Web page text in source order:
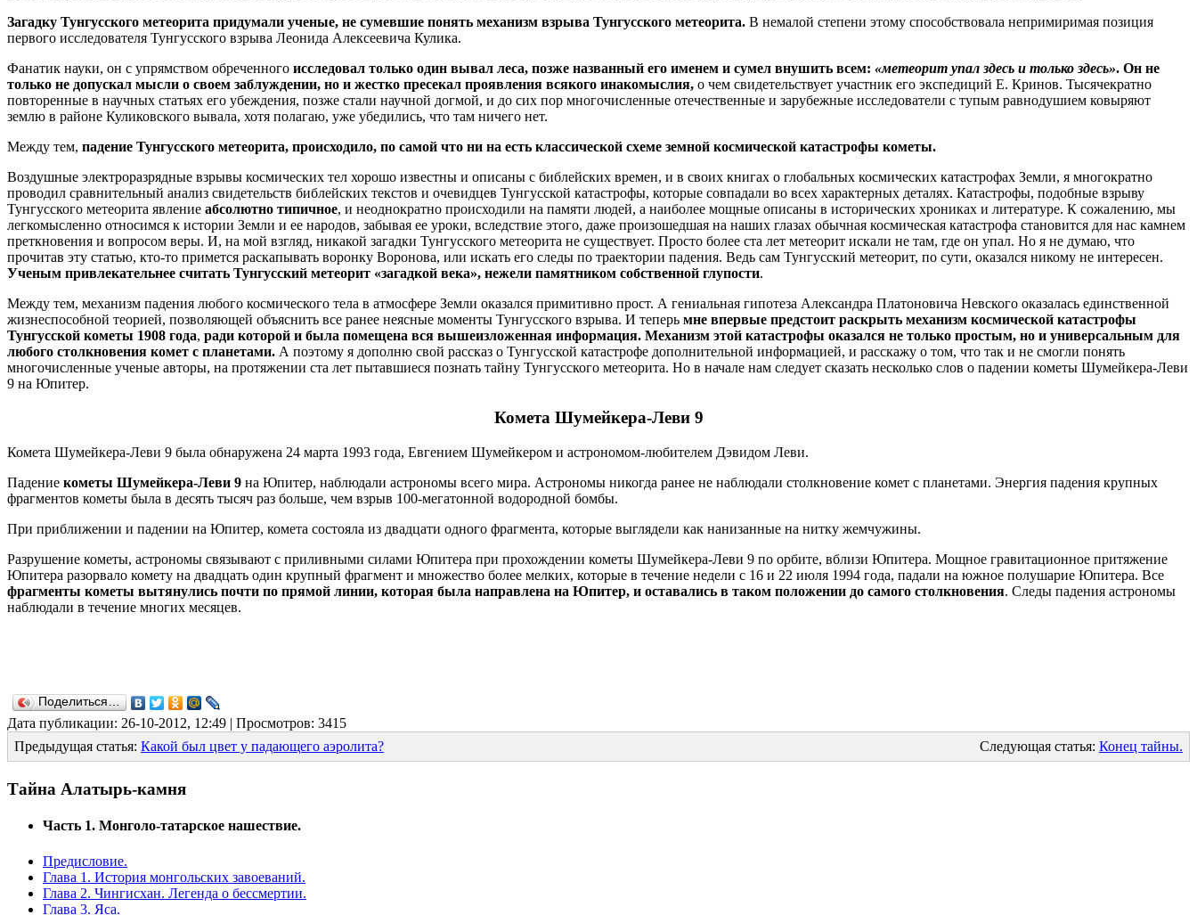
Загадку Тунгусского метеорита придумали ученые, не сумевшие понять механизм взрыва Тунгусского метеорита. В немалой степени этому способствовала непримиримая позиция
первого исследователя Тунгусского взрыва Леонида Алексеевича Кулика.
Фанатик науки, он с упрямством обреченного исследовал только один вывал леса, позже названный его именем и сумел внушить всем: «метеорит упал здесь и только здесь». Он не
только не допускал мысли о своем заблуждении, но и жестко пресекал проявления всякого инакомыслия, о чем свидетельствует участник его экспедиций Е. Кринов. Тысячекратно
повторенные в научных статьях его убеждения, позже стали научной догмой, и до сих пор многочисленные отечественные и зарубежные исследователи с тупым равнодушием ковыряют
землю в районе Куликовского вывала, хотя полагаю, уже убедились, что там ничего нет.
Между тем, падение Тунгусского метеорита, происходило, по самой что ни на есть классической схеме земной космической катастрофы кометы.
Воздушные электроразрядные взрывы космических тел хорошо известны и описаны с библейских времен, и в своих книгах о глобальных космических катастрофах Земли, я многократно
проводил сравнительный анализ свидетельств библейских текстов и очевидцев Тунгусской катастрофы, которые совпадали во всех характерных деталях. Катастрофы, подобные взрыву
Тунгусского метеорита явление абсолютно типичное, и неоднократно происходили на памяти людей, а наиболее мощные описаны в исторических хрониках и литературе. К сожалению, мы
легкомысленно относимся к истории Земли и ее народов, забывая ее уроки, вследствие этого, даже произошедшая на наших глазах обычная космическая катастрофа становится для нас камнем
преткновения и вопросом веры. И, на мой взгляд, никакой загадки Тунгусского метеорита не существует. Просто более ста лет метеорит искали не там, где он упал. Но я не думаю, что
прочитав эту статью, кто-то примется раскапывать воронку Воронова, или искать его следы по траектории падения. Ведь сам Тунгусский метеорит, по сути, оказался никому не интересен.
Ученым привлекательнее считать Тунгусский метеорит «загадкой века», нежели памятником собственной глупости.
Между тем, механизм падения любого космического тела в атмосфере Земли оказался примитивно прост. А гениальная гипотеза Александра Платоновича Невского оказалась единственной
жизнеспособной теорией, позволяющей объяснить все ранее неясные моменты Тунгусского взрыва. И теперь мне впервые предстоит раскрыть механизм космической катастрофы
Тунгусской кометы 1908 года, ради которой и была помещена вся вышеизложенная информация. Механизм этой катастрофы оказался не только простым, но и универсальным для
любого столкновения комет с планетами. А поэтому я дополню свой рассказ о Тунгусской катастрофе дополнительной информацией, и расскажу о том, что так и не смогли понять
многочисленные ученые авторы, на протяжении ста лет пытавшиеся познать тайну Тунгусского метеорита. Но в начале нам следует сказать несколько слов о падении кометы Шумейкера-Леви
9 на Юпитер.
Комета Шумейкера-Леви 9
Комета Шумейкера-Леви 9 была обнаружена 24 марта 1993 года, Евгением Шумейкером и астрономом-любителем Дэвидом Леви.
Падение кометы Шумейкера-Леви 9 на Юпитер, наблюдали астрономы всего мира. Астрономы никогда ранее не наблюдали столкновение комет с планетами. Энергия падения крупных
фрагментов кометы была в десять тысяч раз больше, чем взрыв 100-мегатонной водородной бомбы.
При приближении и падении на Юпитер, комета состояла из двадцати одного фрагмента, которые выглядели как нанизанные на нитку жемчужины.
Разрушение кометы, астрономы связывают с приливными силами Юпитера при прохождении кометы Шумейкера-Леви 9 по орбите, вблизи Юпитера. Мощное гравитационное притяжение
Юпитера разорвало комету на двадцать один крупный фрагмент и множество более мелких, которые в течение недели с 16 и 22 июля 1994 года, падали на южное полушарие Юпитера. Все
фрагменты кометы вытянулись почти по прямой линии, которая была направлена на Юпитер, и оставались в таком положении до самого столкновения. Следы падения астрономы
наблюдали в течение многих месяцев.
Поделиться…
Дата публикации: 26-10-2012, 12:49 | Просмотров: 3415
Предыдущая статья: Какой был цвет у падающего аэролита? Следующая статья: Конец тайны.
Тайна Алатырь-камня
Часть 1. Монголо-татарское нашествие.
Предисловие.
Глава 1. История монгольских завоеваний.
Глава 2. Чингисхан. Легенда о бессмертии.
Глава 3. Яса.